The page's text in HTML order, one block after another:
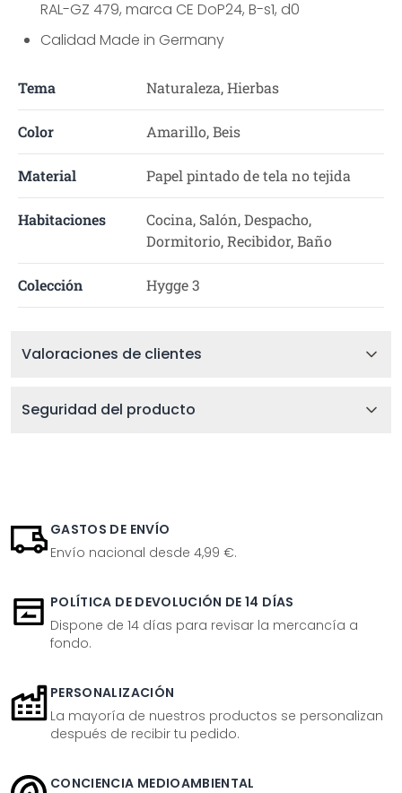
RAL-GZ 479, marca CE DoP24, B-s1, d0
Calidad Made in Germany
Tema Naturaleza, Hierbas
Color Amarillo, Beis
Material Papel pintado de tela no tejida
Habitaciones
Cocina, Salón, Despacho,
Dormitorio, Recibidor, Baño
Colección Hygge 3
Valoraciones de clientes
Seguridad del producto
GASTOS DE ENVÍO
Envío nacional desde 4,99 €.
POLÍTICA DE DEVOLUCIÓN DE 14 DÍAS
Dispone de 14 días para revisar la mercancía a
fondo.
PERSONALIZACIÓN
La mayoría de nuestros productos se personalizan
después de recibir tu pedido.
CONCIENCIA MEDIOAMBIENTAL